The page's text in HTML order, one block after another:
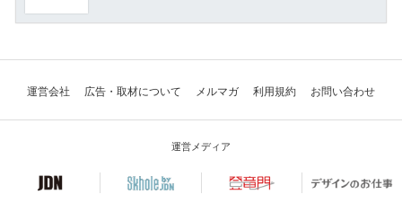
運営会社 広告・取材について メルマガ 利用規約 お問い合わせ
運営メディア